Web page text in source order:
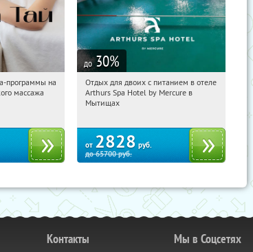
Купили: 23
программы на
массажа
до 30%
05:02:23
Купи первым!
Московская обл., г. Мытищи, д.
Отдых для двоих с питанием в отеле
Arthurs Spa Hotel by Mercure в
Мытищах
от 2828 руб.
до65700руб.
Контакты Мы в Соцсетях